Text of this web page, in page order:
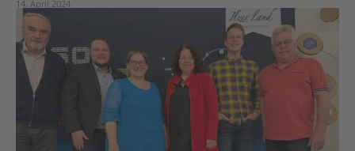
14. April 2024